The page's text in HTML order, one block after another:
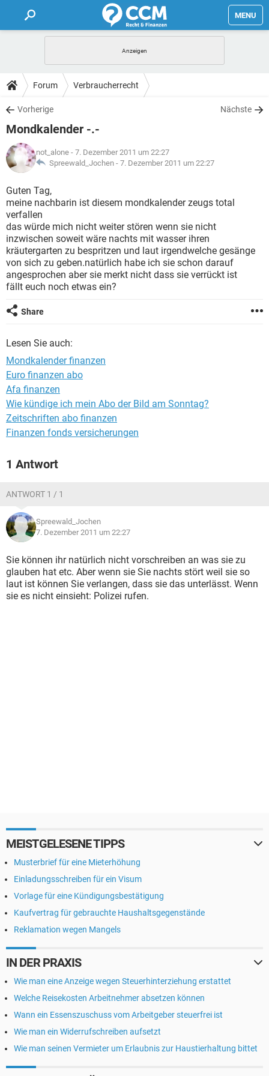
MENU
FORUM
TIPPS
Forum Verbraucherrecht
Vorherige Nächste
Mondkalender -.-
not_alone - 7. Dezember 2011 um 22:27
Spreewald_Jochen - 7. Dezember 2011 um 22:27
Guten Tag,
meine nachbarin ist diesem mondkalender zeugs total
verfallen
das würde mich nicht weiter stören wenn sie nicht
inzwischen soweit wäre nachts mit wasser ihren
kräutergarten zu bespritzen und laut irgendwelche gesänge
von sich zu geben.natürlich habe ich sie schon darauf
angesprochen aber sie merkt nicht dass sie verrückt ist
fällt euch noch etwas ein?
Share
Lesen Sie auch:
Mondkalender finanzen
Euro finanzen abo
Afa finanzen
Wie kündige ich mein Abo der Bild am Sonntag?
Zeitschriften abo finanzen
Finanzen fonds versicherungen
1 Antwort
ANTWORT 1 / 1
Spreewald_Jochen
7. Dezember 2011 um 22:27
Sie können ihr natürlich nicht vorschreiben an was sie zu
glauben hat etc. Aber wenn sie Sie nachts stört weil sie so
laut ist können Sie verlangen, dass sie das unterlässt. Wenn
sie es nicht einsieht: Polizei rufen.
MEISTGELESENE TIPPS
Musterbrief für eine Mieterhöhung
Einladungsschreiben für ein Visum
Vorlage für eine Kündigungsbestätigung
Kaufvertrag für gebrauchte Haushaltsgegenstände
Reklamation wegen Mangels
IN DER PRAXIS
Wie man eine Anzeige wegen Steuerhinterziehung erstattet
Welche Reisekosten Arbeitnehmer absetzen können
Wann ein Essenszuschuss vom Arbeitgeber steuerfrei ist
Wie man ein Widerrufschreiben aufsetzt
Wie man seinen Vermieter um Erlaubnis zur Haustierhaltung bittet